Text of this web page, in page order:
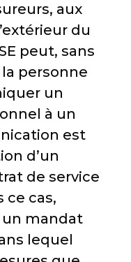
aux
du
peut, sans
personne
un
à un
est
d’un
de service
ce cas,
un mandat
lequel